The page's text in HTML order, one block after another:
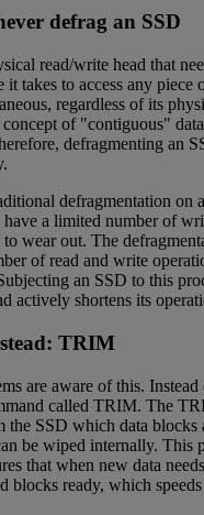
defrag an SSD
read/write head that
it takes to access any piece
regardless of its
of "contiguous"
defragmenting an
defragmentation on
a limited number of
wear out. The
of read and write
an SSD to this
actively shortens its
TRIM
are aware of this.
called TRIM. The
the SSD which data blocks
be wiped internally. This
that when new data
blocks ready, which